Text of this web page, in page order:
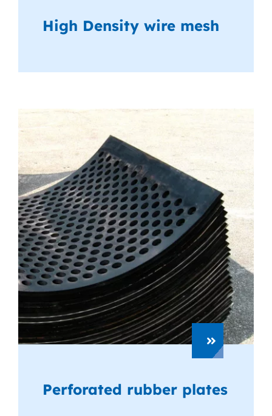
High Density wire mesh
Perforated rubber plates